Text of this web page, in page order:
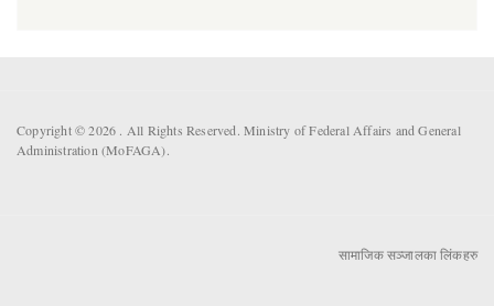
Copyright © 2026 . All Rights Reserved. Ministry of Federal Affairs and General
Administration (MoFAGA).
सामाजिक सञ्जालका लिंकहरु